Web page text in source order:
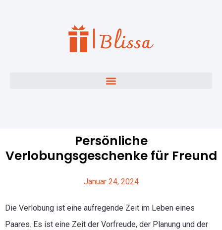
Persönliche
Verlobungsgeschenke für Freund
Januar 24, 2024
Die Verlobung ist eine aufregende Zeit im Leben eines
Paares. Es ist eine Zeit der Vorfreude, der Planung und der